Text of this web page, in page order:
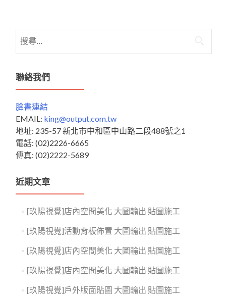
尋
鍵
字:
聯絡我們
臉書連結
EMAIL: king@output.com.tw
地址: 235-57 新北市中和區中山路二段488號之1
電話: (02)2226-6665
傳真: (02)2222-5689
近期文章
[玖陽視覺]店內空間美化 大圖輸出 貼圖施工
[玖陽視覺]活動背板佈置 大圖輸出 貼圖施工
[玖陽視覺]店內空間美化 大圖輸出 貼圖施工
[玖陽視覺]店內空間美化 大圖輸出 貼圖施工
[玖陽視覺]戶外版面貼圖 大圖輸出 貼圖施工